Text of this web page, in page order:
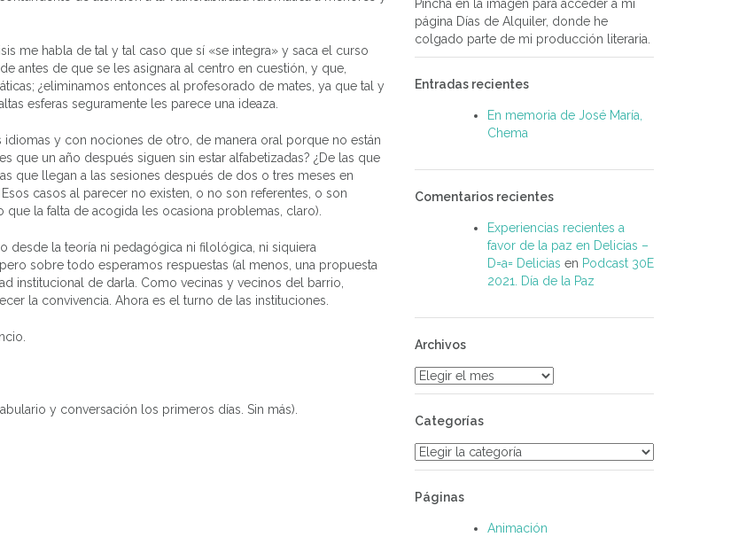
me habla de tal y tal caso que sí «se integra» y saca el curso
antes de que se les asignara al centro en cuestión, y que,
¿eliminamos entonces al profesorado de mates, ya que tal y
esferas seguramente les parece una ideaza.
y con nociones de otro, de manera oral porque no están
que un año después siguen sin estar alfabetizadas? ¿De las que
que llegan a las sesiones después de dos o tres meses en
casos al parecer no existen, o no son referentes, o son
la falta de acogida les ocasiona problemas, claro).
desde la teoría ni pedagógica ni filológica, ni siquiera
sobre todo esperamos respuestas (al menos, una propuesta
institucional de darla. Como vecinas y vecinos del barrio,
la convivencia. Ahora es el turno de las instituciones.
y conversación los primeros días. Sin más).
Pincha en la imagen para acceder a mi
página Días de Alquiler, donde he
colgado parte de mi producción literaria.
Entradas recientes
En memoria de José María,
Chema
Comentarios recientes
Experiencias recientes a
favor de la paz en Delicias –
D=a= Delicias en Podcast 30E
2021. Día de la Paz
Archivos
Archivos
Categorías
Categorías
Páginas
Animación